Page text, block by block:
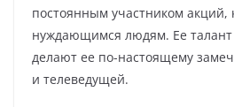
постоянным участником акций,
нуждающимся людям. Ее талант
делают ее по-настоящему
и телеведущей.